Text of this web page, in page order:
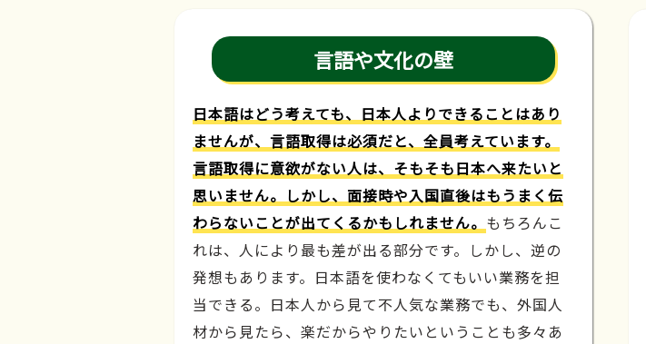
言語や文化の壁
日本語はどう考えても、日本人よりできることはあり
ませんが、言語取得は必須だと、全員考えています。
言語取得に意欲がない人は、そもそも日本へ来たいと
思いません。しかし、面接時や入国直後はもうまく伝
わらないことが出てくるかもしれません。 もちろんこ
れは、人により最も差が出る部分です。しかし、逆の
発想もあります。日本語を使わなくてもいい業務を担
当できる。日本人から見て不人気な業務でも、外国人
材から見たら、楽だからやりたいということも多々あ